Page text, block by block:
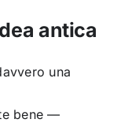
antica
una
bene —